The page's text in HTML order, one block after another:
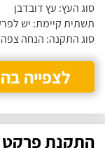
סוג העץ: עץ דובדבן
תשתית קיימת: יש
סוג התקנה: הנחה צפה
לצפייה
התקנת